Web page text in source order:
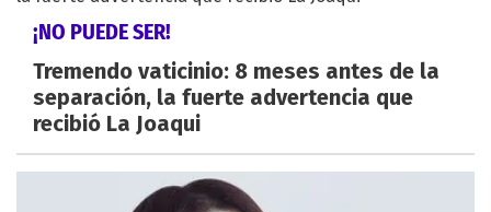
¡NO PUEDE SER!
Tremendo vaticinio: 8 meses antes de la
separación, la fuerte advertencia que
recibió La Joaqui